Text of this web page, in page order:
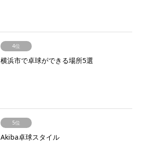
4位
横浜市で卓球ができる場所5選
5位
Akiba卓球スタイル